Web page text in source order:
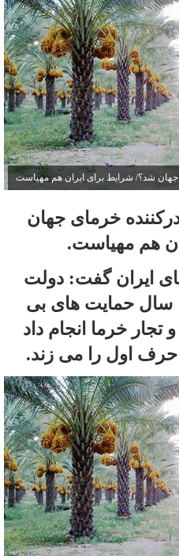
جهان شد؟/ شرایط برای ایران هم مهیاست
خرمای جهان
هم مهیاست.
ایران گفت: دولت
تونس به مدت ۱۰ تا ۱۲ سال حمایت های بی
تجار خرما انجام داد
حرف اول را می زند.